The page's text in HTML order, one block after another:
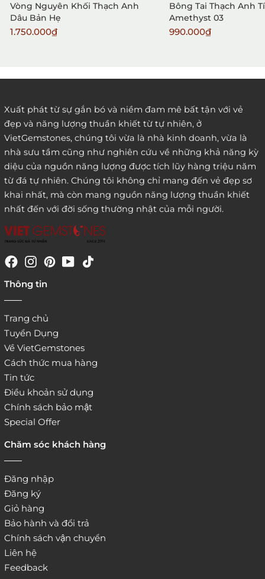
3. Đặt hàng thông quaemail hay chat trực tiếp với
chúng tôi:
website:
Vòng Nguyên Khối Thạch Anh
Dâu Bản Hẹ
1.750.000₫
Bông Tai Thạch Anh
Amethyst 03
990.000₫
Xuất phát từ sự gắn bó và niềm đam mê bất tận với vẻ
đẹp và năng lượng thuần khiết từ tự nhiên, ở
VietGemstones, chúng tôi vừa là nhà kinh doanh, vừa là
nhà sưu tầm cũng như nghiên cứu về những khả năng kỳ
diệu của nguồn năng lượng được tích lũy hàng triệu năm
từ đá tự nhiên. Chúng tôi không chỉ mang đến vẻ đẹp sơ
khai nhất, mà còn mang nguồn năng lượng thuần khiết
nhất đến với đời sống thường nhật của mỗi người.
Thông tin
Trang chủ
Tuyển Dụng
Về VietGemstones
Cách thức mua hàng
Tin tức
Điều khoản sử dụng
Chính sách bảo mật
Special Offer
Chăm sóc khách hàng
Đăng nhập
Đăng ký
Giỏ hàng
Bảo hành và đổi trả
Chính sách vận chuyển
Liên hệ
Feedback